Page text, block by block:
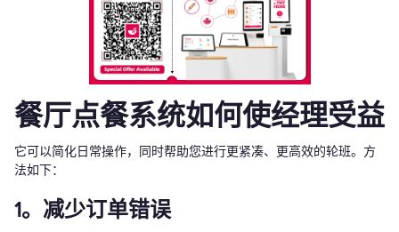
餐厅点餐系统如何使经理受益
它可以简化日常操作，同时帮助您进行更紧凑、更高效的轮班。方
法如下：
1。减少订单错误